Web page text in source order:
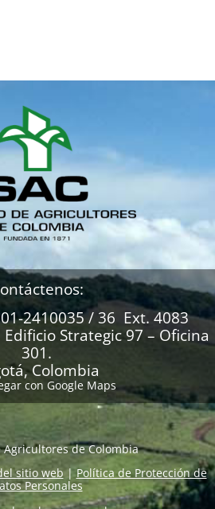
2410035 / 36 Ext. 4083
Edificio Strategic 97 – Oficina
301.
Colombia
con Google Maps
Agricultores de Colombia
sitio web|Política de Protección de
Personales